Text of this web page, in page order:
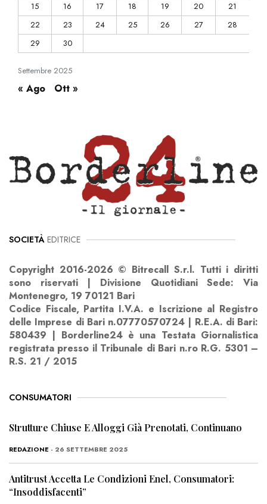
Settembre 2025
15
16 17 18 19 20
21
22
23 24 25 26 27
28
29
30
« Ago Ott »
SOCIETÀ EDITRICE
Copyright 2016-2026 © Bitrecall S.r.l. Tutti i diritti
sono riservati | Divisione Quotidiani Sede: Via
Montenegro, 19 70121 Bari
Codice Fiscale, Partita I.V.A. e Iscrizione al Registro
delle Imprese di Bari n.07770570724 | R.E.A. di Bari:
580439 | Borderline24 è una Testata Giornalistica
registrata presso il Tribunale di Bari n.ro R.G. 5301 –
R.S. 21 / 2015
CONSUMATORI
Strutture Chiuse E Alloggi Già Prenotati, Continuano
REDAZIONE - 26 SETTEMBRE 2025
Antitrust Accetta Le Condizioni Enel, Consumatori:
“Insoddisfacenti”